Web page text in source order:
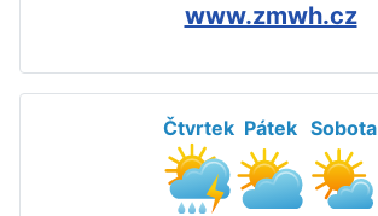
www.zmwh.cz
Čtvrtek Pátek Sobota